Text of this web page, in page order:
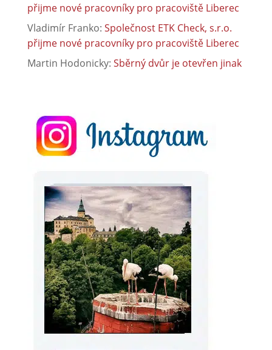
přijme nové pracovníky pro pracoviště Liberec
Vladimír Franko: Společnost ETK Check, s.r.o.
přijme nové pracovníky pro pracoviště Liberec
Martin Hodonicky: Sběrný dvůr je otevřen jinak